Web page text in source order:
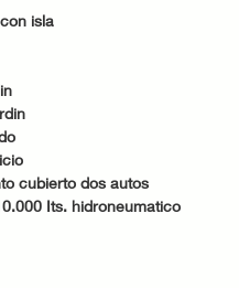
isla
cubierto dos autos
Its. hidroneumatico